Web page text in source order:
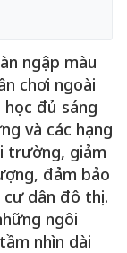
ngập màu
chơi ngoài
đủ sáng
và các hạng
trường, giảm
đảm bảo
cư dân đô thị.
ngôi
nhìn dài